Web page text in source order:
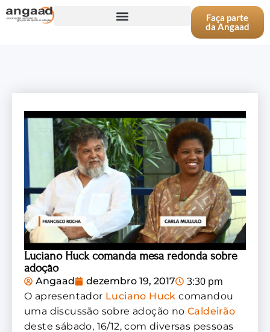
Faça parte
da Angaad
Luciano Huck comanda mesa redonda sobre
adoção
Angaad dezembro 19, 2017 3:30 pm
O apresentador Luciano Huck comandou
uma discussão sobre adoção no Caldeirão
deste sábado, 16/12, com diversas pessoas